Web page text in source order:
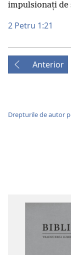
impulsionați de
2 Petru 1:21
Anterior
Drepturile de autor